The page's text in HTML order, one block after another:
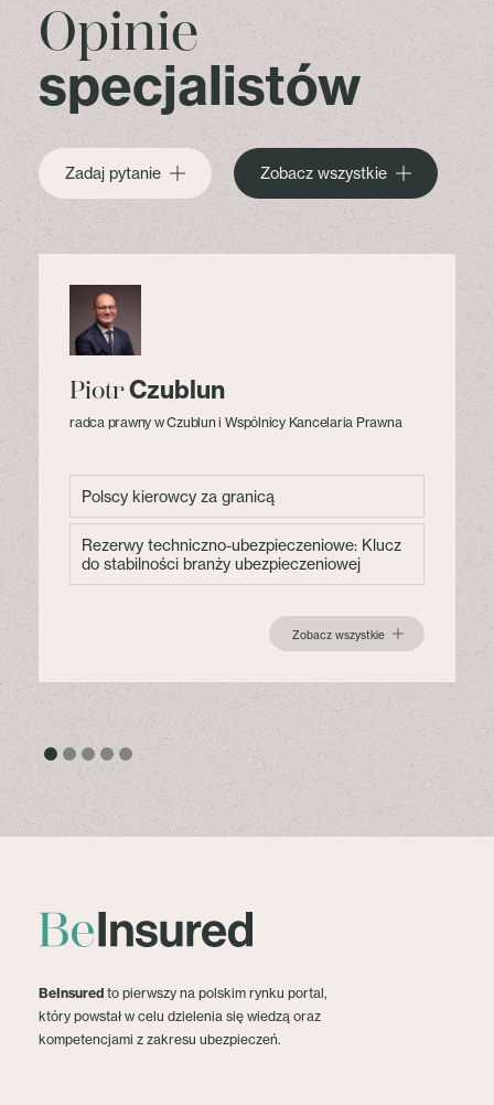
Opinie
specjalistów
Zadaj pytanie Zobacz wszystkie
PiotrCzublun
radca prawny w Czublun i Wspólnicy Kancelaria Prawna
Polscy kierowcy za granicą
Rezerwy techniczno-ubezpieczeniowe: Klucz
do stabilności branży ubezpieczeniowej
Zobacz wszystkie
BeInsured to pierwszy na polskim rynku portal,
który powstał w celu dzielenia się wiedzą oraz
kompetencjami z zakresu ubezpieczeń.